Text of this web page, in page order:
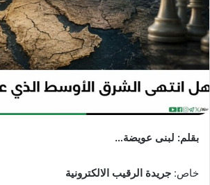
بقلم: لبنى عويضة…
خاص: جريدة الرقيب الالكترونية